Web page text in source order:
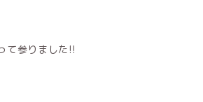
て参りました!!